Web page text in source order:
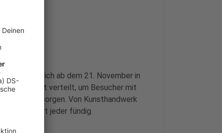
sich ab dem 21. November in
Innenstadt verteilt, um Besucher mit
zu versorgen. Von Kunsthandwerk
wird dort jeder fündig.